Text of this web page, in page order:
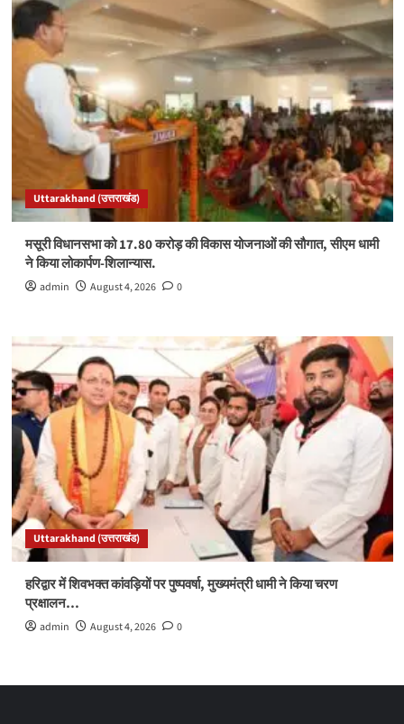
Uttarakhand (उत्तराखंड)
मसूरी विधानसभा को 17.80 करोड़ की विकास योजनाओं की सौगात, सीएम धामी
ने किया लोकार्पण-शिलान्यास.
admin August 4, 2026 0
Uttarakhand (उत्तराखंड)
हरिद्वार में शिवभक्त कांवड़ियों पर पुष्पवर्षा, मुख्यमंत्री धामी ने किया चरण
प्रक्षालन…
admin August 4, 2026 0